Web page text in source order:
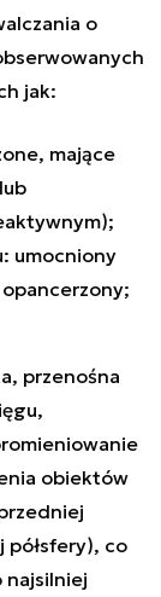
o
jak:
mające
umocniony
przenośna
obiektów
półsfery), co
najsilniej